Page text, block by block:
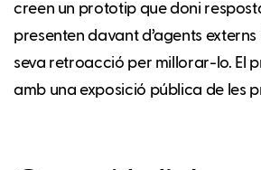
creen un prototip que doni
presenten davant d’agents
seva retroacció per millorar-lo. El
amb una exposició pública de les